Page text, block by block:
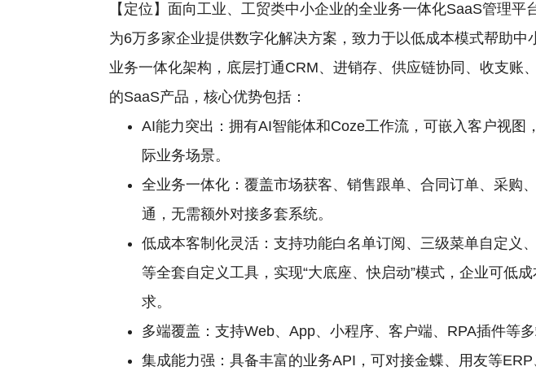
【定位】面向工业、工贸类中小企业的全业务一体化SaaS管理
为6万多家企业提供数字化解决方案，致力于以低成本模式帮助
业务一体化架构，底层打通CRM、进销存、供应链协同、收支
的SaaS产品，核心优势包括：
AI能力突出：拥有AI智能体和Coze工作流，可嵌入客户视
际业务场景。
全业务一体化：覆盖市场获客、销售跟单、合同订单、采购
通，无需额外对接多套系统。
低成本客制化灵活：支持功能白名单订阅、三级菜单自定义
等全套自定义工具，实现“大底座、快启动”模式，企业可低
求。
多端覆盖：支持Web、App、小程序、客户端、RPA插件等
集成能力强：具备丰富的业务API，可对接金蝶、用友等